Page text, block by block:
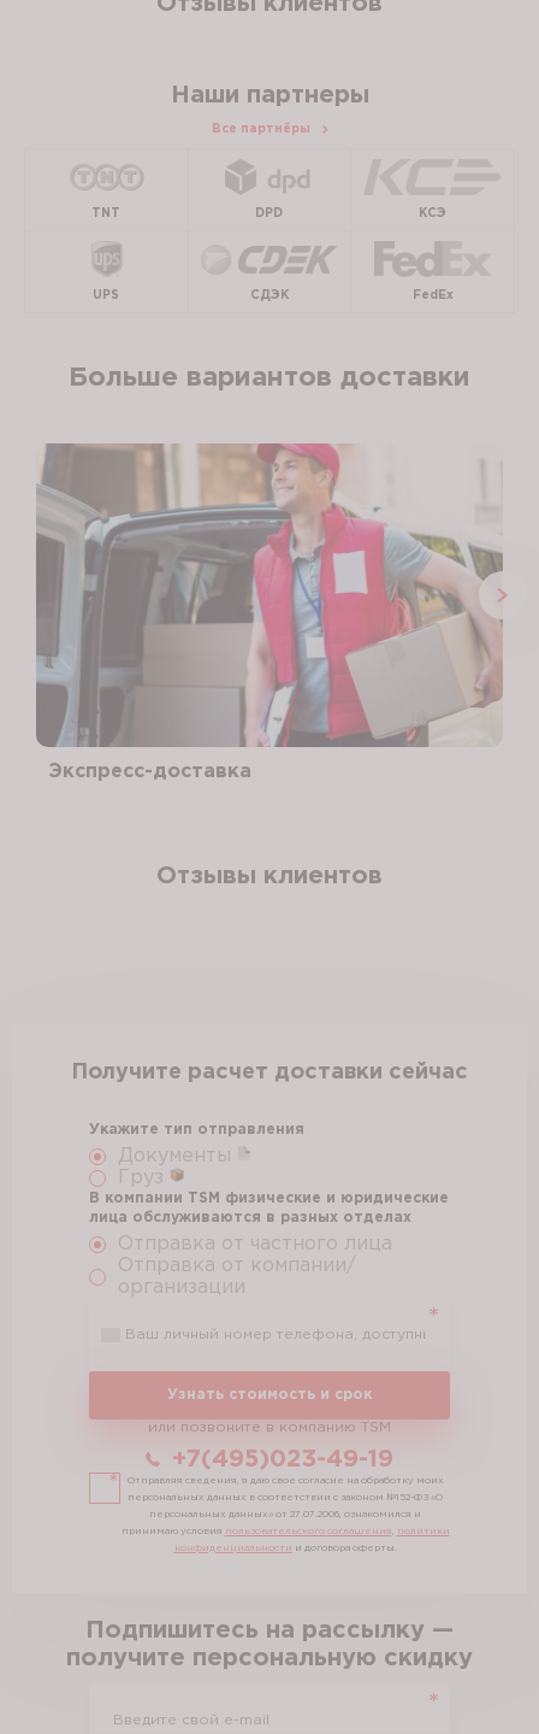
Наши партнеры
Все партнёры
TNT DPD КСЭ
UPS СДЭК FedEx
Больше вариантов доставки
Экспресс-доставка
Отзывы клиентов
Получите расчет доставки сейчас
Укажите тип отправления
Документы
Груз
В компании TSM физические и юридические
лица обслуживаются в разных отделах
Отправка от частного лица
Отправка от компании/
организации
Узнать стоимость и срок
или позвоните в компанию TSM
+7(495)023-49-19
Отправляя сведения, я даю свое согласие на обработку моих
персональных данных в соответствии с законом №152-ФЗ «О
персональных данных» от 27.07.2006, ознакомился и
принимаю условия пользовательского соглашения
политики
конфиденциальности и договора оферты.
Подпишитесь на рассылку —
получите персональную скидку